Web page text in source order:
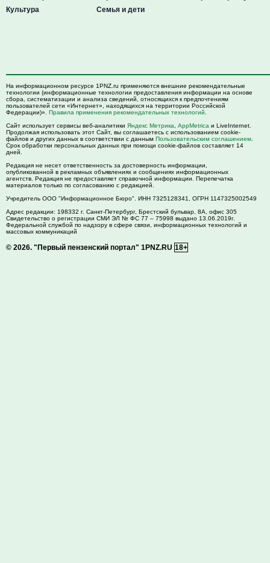
Культура
Семья и дети
На информационном ресурсе 1PNZ.ru применяются внешние рекомендательные
технологии (информационные технологии предоставления информации на основе
сбора, систематизации и анализа сведений, относящихся к предпочтениям
пользователей сети «Интернет», находящихся на территории Российской
Федерации)». Правила применения рекомендательных технологий
Сайт использует сервисы веб-аналитики Яндекс Метрика AppMetrica и LiveInternet.
Продолжая использовать этот Сайт, вы соглашаетесь с использованием cookie-
файлов и других данных в соответствии с данным Пользовательским соглашением
Срок обработки персональных данных при помощи cookie-файлов составляет 14
дней.
Редакция не несет ответственность за достоверность информации,
опубликованной в рекламных объявлениях и сообщениях информационных
агентств. Редакция не предоставляет справочной информации. Перепечатка
материалов только по согласованию с редакцией.
Учредитель ООО "Информационное Бюро". ИНН 7325128341, ОГРН 1147325002549
Адрес редакции: 198332 г. Санкт-Петербург, Брестский бульвар, 8А, офис 305
Свидетельство о регистрации СМИ ЭЛ № ФС 77 – 75998 выдано 13.06.2019г.
Федеральной службой по надзору в сфере связи, информационных технологий и
массовых коммуникаций
© 2026. "Первый пензенский портал" 1PNZ.RU 18+